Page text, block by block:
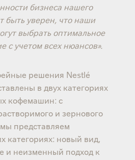
бизнеса нашего
быть уверен, что наши
выбрать оптимальное
с учетом всех нюансов».
решения Nestlé
в двух категориях
кофемашин: с
и зернового
представляем
категориях: новый вид,
и неизменный подход к